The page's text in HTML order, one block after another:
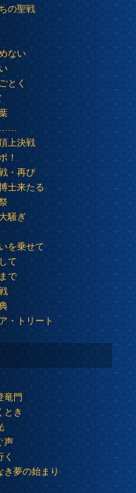
の聖戦
ない
とく
上決戦
！
・再び
士来たる
騒ぎ
を乗せて
て
で
・トリート
竜門
とき
声
き夢の始まり